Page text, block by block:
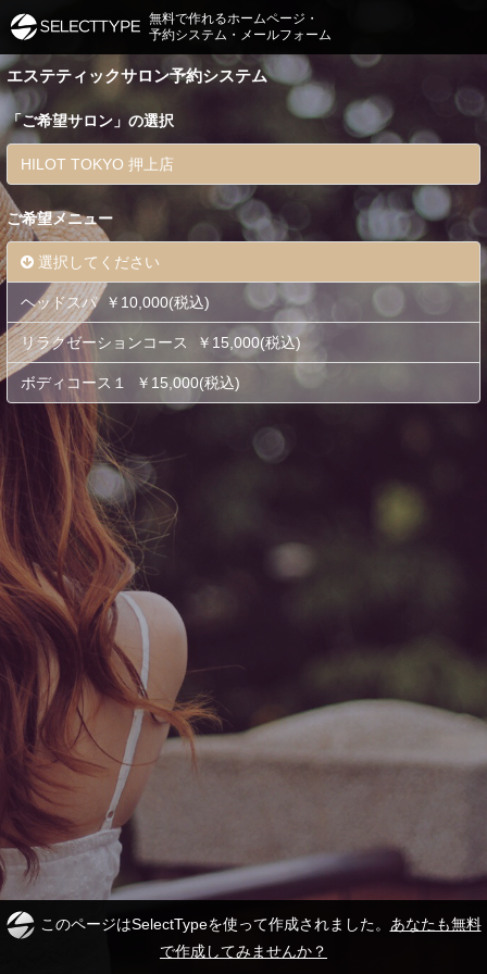
エステティックサロン予約システム
「ご希望サロン 」の選択
HILOT TOKYO 押上店
ご希望メニュー
選択してください
ヘッドスパ ￥10,000(税込)
リラクゼーションコース ￥15,000(税込)
ボディコース１ ￥15,000(税込)
無料で作れるホームページ・
予約システム・メールフォーム
このページはSelectTypeを使って作成されました。 あなたも無料
で作成してみませんか？